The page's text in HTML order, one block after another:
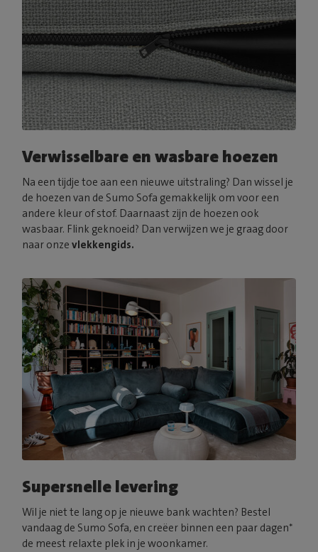
Verwisselbare en wasbare hoezen
Na een tijdje toe aan een nieuwe uitstraling? Dan wissel je
de hoezen van de Sumo Sofa gemakkelijk om voor een
andere kleur of stof. Daarnaast zijn de hoezen ook
wasbaar. Flink geknoeid? Dan verwijzen we je graag door
naar onzevlekkengids.
Supersnelle levering
Wil je niet te lang op je nieuwe bank wachten? Bestel
vandaag de Sumo Sofa, en creëer binnen een paar dagen*
de meest relaxte plek in je woonkamer.